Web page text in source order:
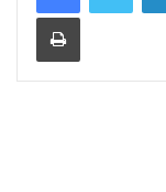
Print